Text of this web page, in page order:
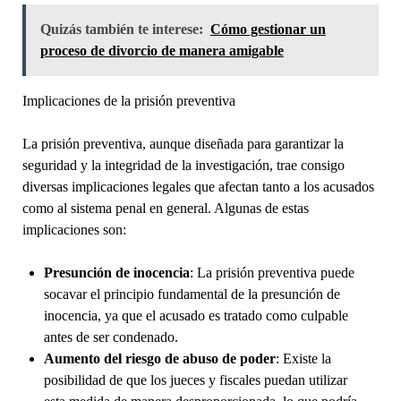
Quizás también te interese: Cómo gestionar un
proceso de divorcio de manera amigable
Implicaciones de la prisión preventiva
La prisión preventiva, aunque diseñada para garantizar la
seguridad y la integridad de la investigación, trae consigo
diversas implicaciones legales que afectan tanto a los acusados
como al sistema penal en general. Algunas de estas
implicaciones son:
Presunción de inocencia: La prisión preventiva puede
socavar el principio fundamental de la presunción de
inocencia, ya que el acusado es tratado como culpable
antes de ser condenado.
Aumento del riesgo de abuso de poder: Existe la
posibilidad de que los jueces y fiscales puedan utilizar